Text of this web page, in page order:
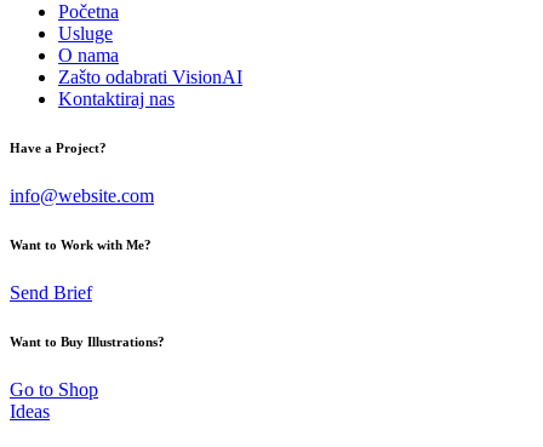
Početna
Usluge
O nama
Zašto odabrati VisionAI
Kontaktiraj nas
Have a Project?
info@website.com
Want to Work with Me?
Send Brief
Want to Buy Illustrations?
Go to Shop
Ideas